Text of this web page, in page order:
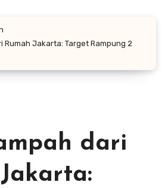
Rumah Jakarta: Target Rampung 2
dari